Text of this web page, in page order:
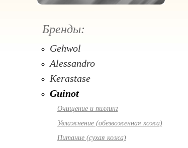
Бренды:
Gehwol
Alessandro
Kerastase
Guinot
Очищение и пиллинг
Увлажнение (обезвоженная кожа)
Питание (сухая кожа)